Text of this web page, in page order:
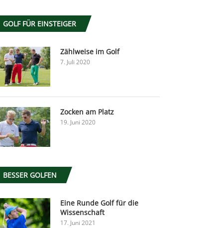
GOLF FÜR EINSTEIGER
Zählweise im Golf
7. Juli 2020
Zocken am Platz
19. Juni 2020
BESSER GOLFEN
Eine Runde Golf für die
Wissenschaft
17. Juni 2021